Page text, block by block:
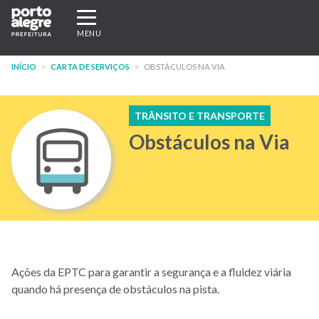
Pular
para
conteúdo
Expandir/recolher
navegação
MENU
INÍCIO CARTA DE SERVIÇOS OBSTÁCULOS NA VIA
TRÂNSITO E TRANSPORTE
Obstáculos na Via
Ações da EPTC para garantir a segurança e a fluidez viária
quando há presença de obstáculos na pista.